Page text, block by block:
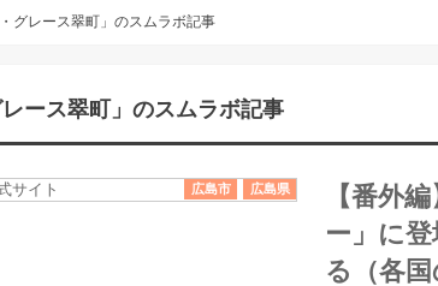
・グレース翠町」のスムラボ記事
レース翠町」のスムラボ記事
広島市 広島県
【番外
ー」に
る（各